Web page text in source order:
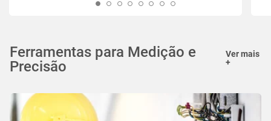
Ferramentas para Medição e
Precisão
Ver mais
+